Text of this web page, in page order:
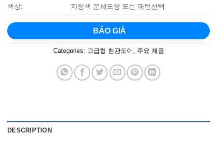
색상: 지정색 분체도장 또는 패턴선택
BÁO GIÁ
Categories: 고급형 현관도어 , 주요 제품
DESCRIPTION